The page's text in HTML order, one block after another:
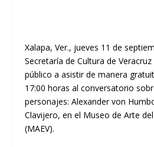
Xalapa, Ver., jueves 11 de
Secretaría de Cultura de Veracruz
público a asistir de manera
17:00 horas al conversatorio
personajes: Alexander von
Clavijero, en el Museo de Arte
(MAEV).